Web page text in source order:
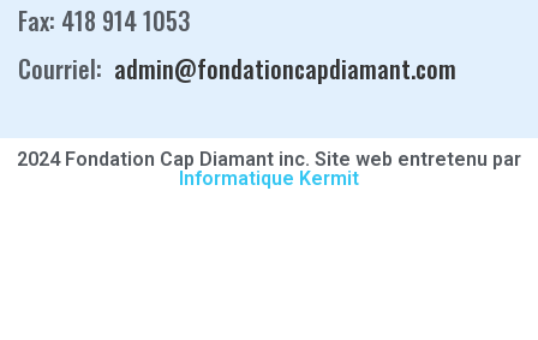
Fax: 418 914 1053
Courriel: admin@fondationcapdiamant.com
2024 Fondation Cap Diamant inc. Site web entretenu par
Informatique Kermit